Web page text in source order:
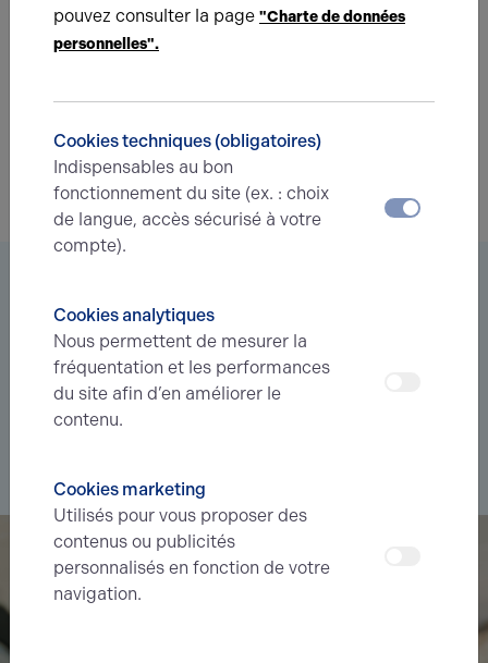
accompagner dans votre projet d’immobilier
d’entreprise.
immobilier ?
Déléguez votre projetà nos experts et soyez prévenus des
nouvelles offres enavant-première
pouvez consulter la page "Charte de données
personnelles".
Cookies techniques (obligatoires)
Indispensables au bon
fonctionnement du site (ex. : choix
de langue, accès sécurisé à votre
compte).
Cookies analytiques
Nous permettent de mesurer la
fréquentation et les performances
du site afin d’en améliorer le
contenu.
Cookies marketing
Utilisés pour vous proposer des
contenus ou publicités
personnalisés en fonction de votre
navigation.